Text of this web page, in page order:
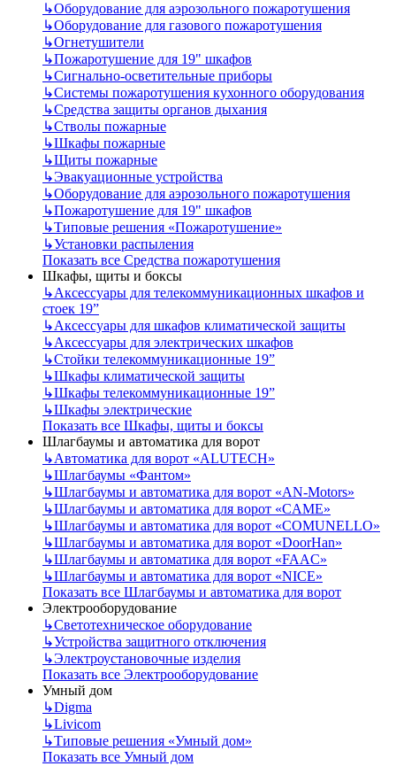
↳Оборудование для аэрозольного пожаротушения
↳Оборудование для газового пожаротушения
↳Огнетушители
↳Пожаротушение для 19" шкафов
↳Сигнально-осветительные приборы
↳Системы пожаротушения кухонного оборудования
↳Средства защиты органов дыхания
↳Стволы пожарные
↳Шкафы пожарные
↳Щиты пожарные
↳Эвакуационные устройства
↳Оборудование для аэрозольного пожаротушения
↳Пожаротушение для 19" шкафов
↳Типовые решения «Пожаротушение»
↳Установки распыления
Показать все Средства пожаротушения
Шкафы, щиты и боксы
↳Аксессуары для телекоммуникационных шкафов и
стоек 19”
↳Аксессуары для шкафов климатической защиты
↳Аксессуары для электрических шкафов
↳Стойки телекоммуникационные 19”
↳Шкафы климатической защиты
↳Шкафы телекоммуникационные 19”
↳Шкафы электрические
Показать все Шкафы, щиты и боксы
Шлагбаумы и автоматика для ворот
↳Автоматика для ворот «ALUTECH»
↳Шлагбаумы «Фантом»
↳Шлагбаумы и автоматика для ворот «AN-Motors»
↳Шлагбаумы и автоматика для ворот «CAME»
↳Шлагбаумы и автоматика для ворот «COMUNELLO»
↳Шлагбаумы и автоматика для ворот «DoorHan»
↳Шлагбаумы и автоматика для ворот «FAAC»
↳Шлагбаумы и автоматика для ворот «NICE»
Показать все Шлагбаумы и автоматика для ворот
Электрооборудование
↳Светотехническое оборудование
↳Устройства защитного отключения
↳Электроустановочные изделия
Показать все Электрооборудование
Умный дом
↳Digma
↳Livicom
↳Типовые решения «Умный дом»
Показать все Умный дом